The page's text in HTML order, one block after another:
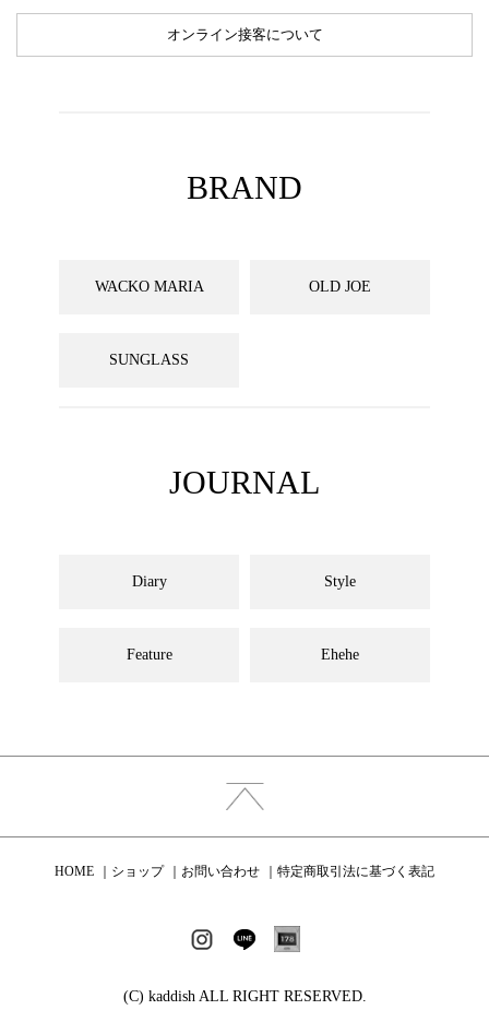
オンライン接客について
BRAND
WACKO MARIA OLD JOE
SUNGLASS
JOURNAL
Diary Style
Feature Ehehe
HOME ショップ お問い合わせ 特定商取引法に基づく表記
(C) kaddish ALL RIGHT RESERVED.